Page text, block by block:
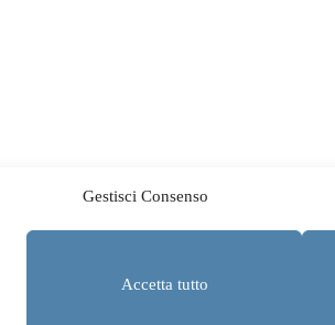
Gestisci Consenso
Accetta tutto